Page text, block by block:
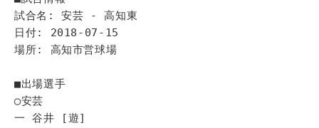
試合名: 安芸 - 高知東
日付: 2018-07-15
場所: 高知市営球場
■出場選手
◯安芸
一 谷井 [遊]